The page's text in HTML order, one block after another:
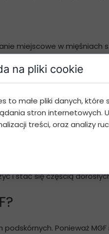
miejscowe w
polega na tym, że
stabilny we krwi
więc
czynnik
która może być
mogą nadal
które mogłyby
włóknom
lokalnie i nie dostaje się
przez kilka minut.
i stać się częścią
podskórnych. Ponieważ
na pliki cookie
to małe pliki danych,
stron internetowych.
treści, oraz analizy